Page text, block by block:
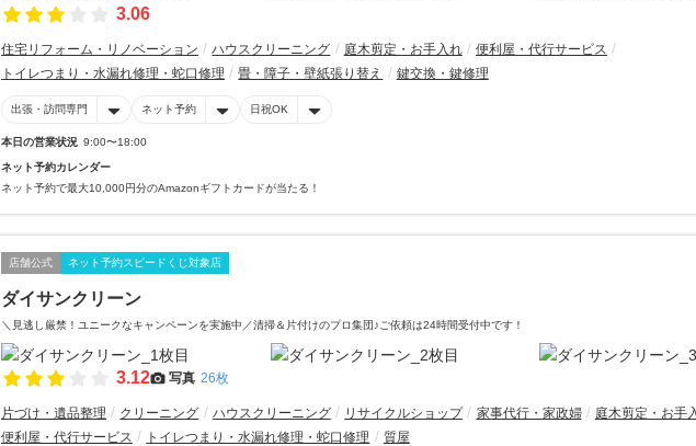
3.06
住宅リフォーム・リノベーション ハウスクリーニング 庭木剪定・お手入れ
便利屋・代行サービス
トイレつまり・水漏れ修理・蛇口修理
畳・障子・壁紙張り替え 鍵交換・鍵修理
出張・訪問専門 ネット予約 日祝OK
本日の営業状況 9:00〜18:00
ネット予約カレンダー
ネット予約で最大10,000円分のAmazonギフトカードが当たる！
店舗公式 ネット予約スピードくじ対象店
ダイサンクリーン
＼見逃し厳禁！ユニークなキャンペーンを実施中／清掃＆片付けのプロ集団♪ご依頼は24時間受付中です！
3.12 写真 26枚
片づけ・遺品整理 クリーニング ハウスクリーニング リサイクルショップ 家事代行・家政婦
庭木剪定・お手
便利屋・代行サービス
トイレつまり・水漏れ修理・蛇口修理 質屋